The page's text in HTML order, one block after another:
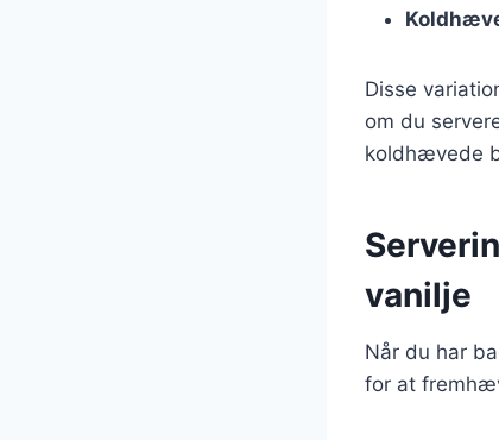
Disse
om du
koldhævede
vanilje
Når du har
for at